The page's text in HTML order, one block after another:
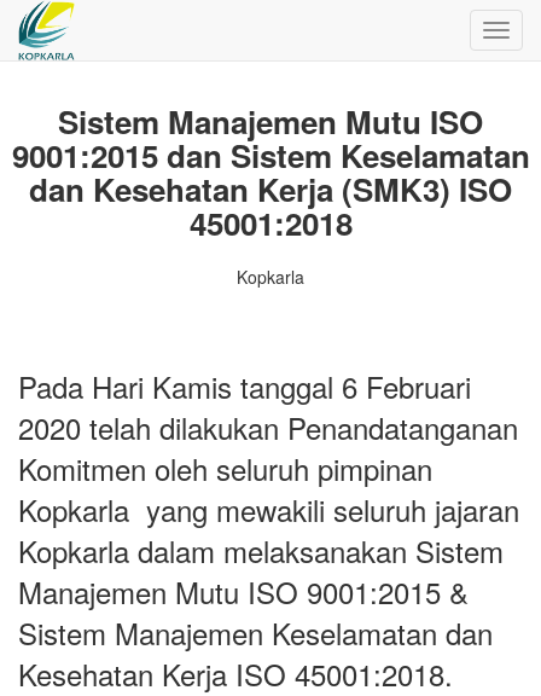
Sistem Manajemen Mutu ISO
9001:2015 dan Sistem Keselamatan
dan Kesehatan Kerja (SMK3) ISO
45001:2018
Kopkarla
Pada Hari Kamis tanggal 6 Februari
2020 telah dilakukan Penandatanganan
Komitmen oleh seluruh pimpinan
Kopkarla yang mewakili seluruh jajaran
Kopkarla dalam melaksanakan Sistem
Manajemen Mutu ISO 9001:2015 &
Sistem Manajemen Keselamatan dan
Kesehatan Kerja ISO 45001:2018.